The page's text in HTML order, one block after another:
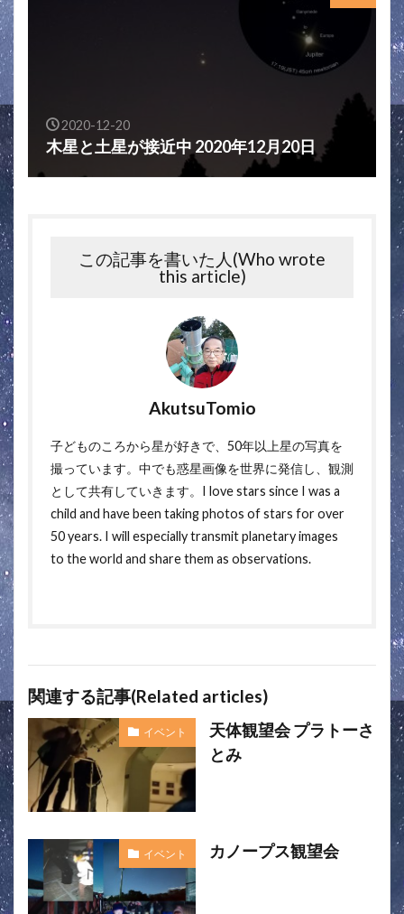
2020-12-20
木星と土星が接近中 2020年12月20日
この記事を書いた人(Who wrote
this article)
AkutsuTomio
子どものころから星が好きで、50年以上星の写真を
撮っています。中でも惑星画像を世界に発信し、観測
として共有していきます。I love stars since I was a
child and have been taking photos of stars for over
50 years. I will especially transmit planetary images
to the world and share them as observations.
関連する記事(Related articles)
イベント
天体観望会 プラトーさ
とみ
イベント カノープス観望会